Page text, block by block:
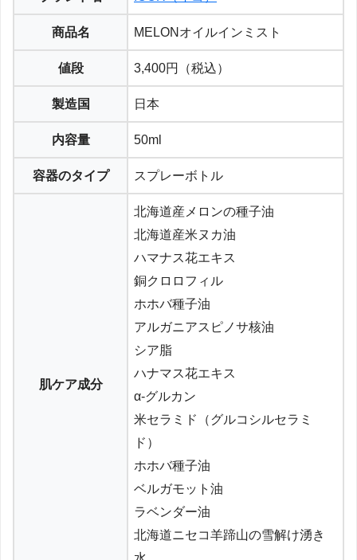
商品名 MELONオイルインミスト
値段 3,400円（税込）
製造国 日本
内容量 50ml
容器のタイプ スプレーボトル
肌ケア成分
北海道産メロンの種子油
北海道産米ヌカ油
ハマナス花エキス
銅クロロフィル
ホホバ種子油
アルガニアスピノサ核油
シア脂
ハナマス花エキス
α-グルカン
米セラミド（グルコシルセラミ
ド）
ホホバ種子油
ベルガモット油
ラベンダー油
北海道ニセコ羊蹄山の雪解け湧き